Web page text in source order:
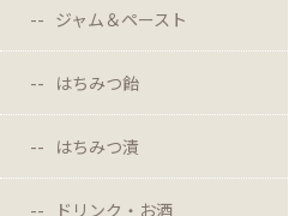
ジャム＆ペースト
はちみつ飴
はちみつ漬
ドリンク・お酒